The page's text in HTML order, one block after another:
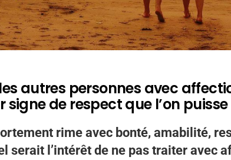
autres personnes avec
signe de respect que l’on
rime avec bonté, amabilité,
serait l’intérêt de ne pas traiter avec